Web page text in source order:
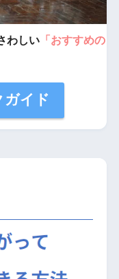
わしい「おすすめの
ガイド